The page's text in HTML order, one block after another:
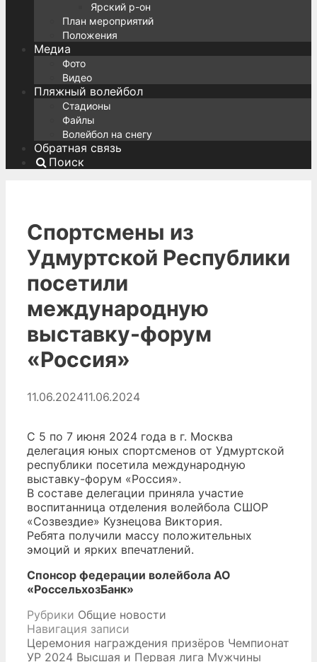
Ярский р-он
План мероприятий
Положения
Медиа
Фото
Видео
Пляжный волейбол
Стадионы
Файлы
Волейбол на снегу
Обратная связь
Поиск
Спортсмены из
Удмуртской Республики
посетили
международную
выставку-форум
«Россия»
11.06.202411.06.2024
С 5 по 7 июня 2024 года в г. Москва
делегация юных спортсменов от Удмуртской
республики посетила международную
выставку-форум «Россия».
В составе делегации приняла участие
воспитанница отделения волейбола СШОР
«Созвездие» Кузнецова Виктория.
Ребята получили массу положительных
эмоций и ярких впечатлений.
Спонсор федерации волейбола АО
«РоссельхозБанк»
Рубрики Общие новости
Навигация записи
Церемония награждения призёров Чемпионат
УР 2024 Высшая и Первая лига Мужчины